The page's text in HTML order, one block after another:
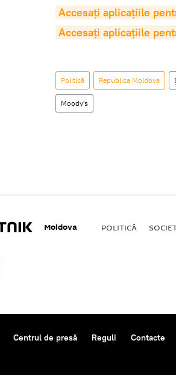
Accesaţi aplicaţiile
Accesaţi aplicaţiile
Politică Republica Moldova
Moody's
Moldova POLITICĂ
Centrul de presă Reguli Contacte